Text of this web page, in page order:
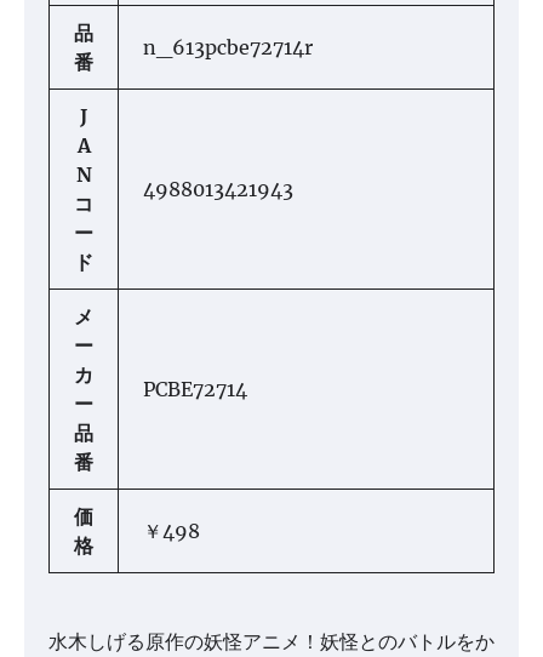
品
番
n_613pcbe72714r
J
A
N
コ
ー
ド
4988013421943
メ
ー
カ
ー
品
番
PCBE72714
価
格
￥498
水木しげる原作の妖怪アニメ！妖怪とのバトルをか